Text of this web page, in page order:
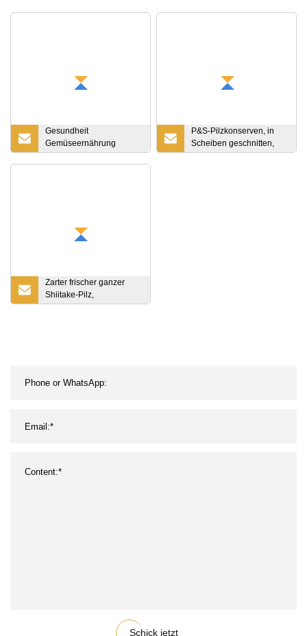
Gesundheit
Gemüseernährung
Gesundheit Gefrorener
Brokkoli
P&S-Pilzkonserven, in
Scheiben geschnitten,
bestes Chinaprodukt
Zarter frischer ganzer
Shiitake-Pilz,
Champignon-Pilz frisch
Schick jetzt